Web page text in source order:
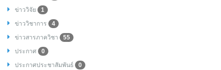
ข่าววิจัย
1
ข่าววิชาการ
4
ข่าวสารภาควิชา
55
ประกาศ
0
ประกาศประชาสัมพันธ์
0